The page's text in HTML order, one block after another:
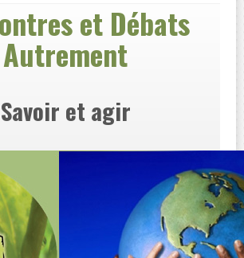
et Débats
Autrement
Savoir et agir